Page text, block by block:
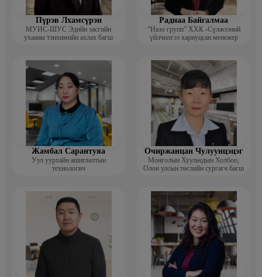
Пүрэв Лхамсүрэн
МУИС-ШУС Эдийн засгийн
ухааны тэнхимийн ахлах багш
Раднаа Байгалмаа
“Назо групп” ХХК -Сүлжээний
үйлчилгээ хариуцсан менежер
Жамбал Сарантуяа
Уул уурхайн ашиглалтын
технологич
Очиржанцан Чулуунцэцэг
Монголын Хуульчдын Холбоо,
Олон улсын төслийн сургагч багш